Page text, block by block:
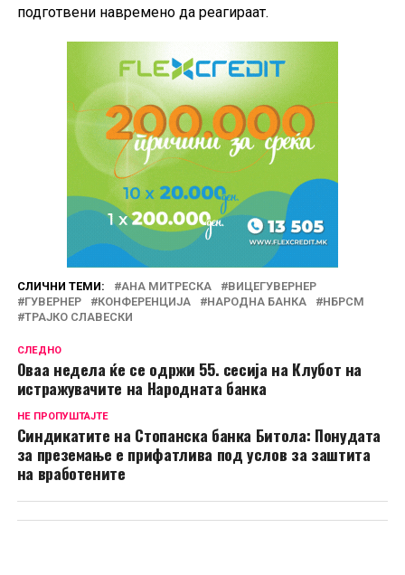
подготвени навремено да реагираат.
СЛИЧНИ ТЕМИ: АНА МИТРЕСКА
ВИЦЕГУВЕРНЕР
ГУВЕРНЕР
КОНФЕРЕНЦИЈА НАРОДНА БАНКА
НБРСМ
ТРАЈКО СЛАВЕСКИ
СЛЕДНО
Оваа недела ќе се одржи 55. сесија на Клубот на
истражувачите на Народната банка
НЕ ПРОПУШТАЈТЕ
Синдикатите на Стопанска банка Битола: Понудата
за преземање е прифатлива под услов за заштита
на вработените